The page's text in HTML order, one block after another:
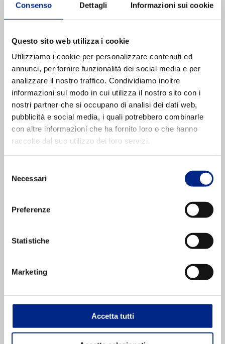
Consenso Dettagli Informazioni sui cookie
Questo sito web utilizza i cookie
Utilizziamo i cookie per personalizzare contenuti ed
annunci, per fornire funzionalità dei social media e per
analizzare il nostro traffico. Condividiamo inoltre
informazioni sul modo in cui utilizza il nostro sito con i
nostri partner che si occupano di analisi dei dati web,
pubblicità e social media, i quali potrebbero combinarle
con altre informazioni che ha fornito loro o che hanno
raccolto dal suo utilizzo dei loro servizi.
delNecessari
Preferenze
Statistiche
Marketing
Accetta tutti
*
*